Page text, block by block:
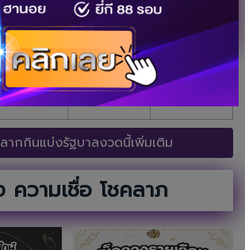
2569
ลขหน้า 3 ตัว เลขท้าย 3 ตัว เลขท้าย 2 ตัว
xxx xxx xxx xxx xx
ากกินแบ่งรัฐบาลงวดนี้เพิ่มเติม
ความเชื่อ โชคลาภ